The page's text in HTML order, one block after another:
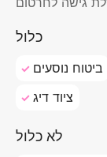
כלול
ביטוח נוסעים
ציוד דיג
לא כלול